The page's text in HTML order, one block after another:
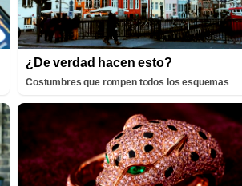
¿De verdad hacen esto?
Costumbres que rompen todos los esquemas